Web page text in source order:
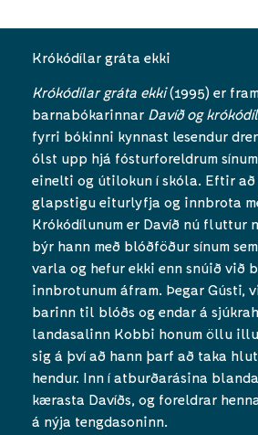
Krókódílar gráta ekki
Krókódílar gráta ekki(1995) er
barnabókarinnar Davíð og
fyrri bókinni kynnast lesendur
ólst upp hjá fósturforeldrum
einelti og útilokun í skóla. Eftir
glapstigu eiturlyfja og innbrota
Krókódílunum er Davíð nú fluttur
býr hann með blóðföður sínum
varla og hefur ekki enn snúið við
innbrotunum áfram. Þegar Gústi,
barinn til blóðs og endar á
landasalinn Kobbi honum öllu
sig á því að hann þarf að taka
hendur. Inn í atburðarásina
kærasta Davíðs, og foreldrar
á nýja tengdasoninn.